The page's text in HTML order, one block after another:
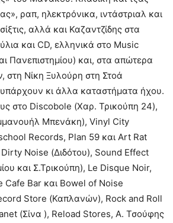
ραπ, ηλεκτρόνικα, ιντάστριαλ και
αλλά και Καζαντζίδης στα
και CD, ελληνικά στο Music
Πανεπιστημίου) και, στα απώτερα
στη Νίκη Ξυλούρη στη Στοά
κι άλλα καταστήματα ήχου.
στο Discobole (Χαρ. Τρικούπη 24),
Μπενάκη), Vinyl City
Records, Plan 59 και Art Rat
Noise (Διδότου), Sound Effect
και Σ.Τρικούπη), Le Disque Noir,
Bar και Bowel of Noise
Store (Καπλανών), Rock and Roll
(Σίνα ), Reload Stores, Α. Τσούφης